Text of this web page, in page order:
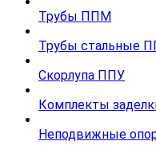
Трубы ППМ
Трубы стальные
Скорлупа ППУ
Комплекты
Неподвижные